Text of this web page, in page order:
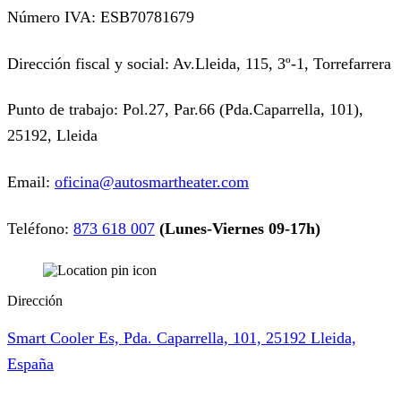
Número IVA: ESB70781679
Dirección fiscal y social: Av.Lleida, 115, 3º-1, Torrefarrera
Punto de trabajo: Pol.27, Par.66 (Pda.Caparrella, 101),
25192, Lleida
Email: oficina@autosmartheater.com
Teléfono: 873 618 007 (Lunes-Viernes 09-17h)
Dirección
Smart Cooler Es, Pda. Caparrella, 101, 25192 Lleida,
España